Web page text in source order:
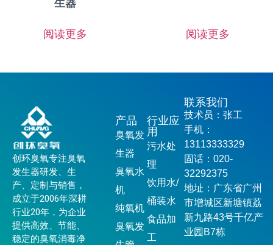
生器
阅读更多 阅读更多
创环臭氧专注臭氧
发生器研发、生
产、定制与销售，
成立于2006年深耕
行业20年，为企业
提供高效、节能、
稳定的臭氧消毒净
产品
臭氧发
生器
臭氧水
机
纯氧机
臭氧发
行业应
用
污水处
理
饮用水/
桶装水
食品加
工
联系我们
技术员：张工
手机：
13113333329
固话：020-
32292375
地址：广东省广州
市增城区新塘镇荔
新九路43号千亿产
业园B7栋